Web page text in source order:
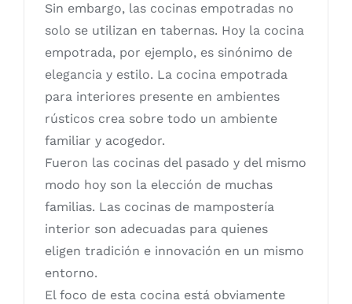
Sin embargo, las cocinas empotradas no
solo se utilizan en tabernas. Hoy la cocina
empotrada, por ejemplo, es sinónimo de
elegancia y estilo. La cocina empotrada
para interiores presente en ambientes
rústicos crea sobre todo un ambiente
familiar y acogedor.
Fueron las cocinas del pasado y del mismo
modo hoy son la elección de muchas
familias. Las cocinas de mampostería
interior son adecuadas para quienes
eligen tradición e innovación en un mismo
entorno.
El foco de esta cocina está obviamente